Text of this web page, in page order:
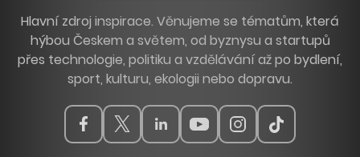
Hlavní zdroj inspirace. Věnujeme se tématům, která
hýbou Českem a světem, od byznysu a startupů
přes technologie, politiku a vzdělávání až po bydlení,
sport, kulturu, ekologii nebo dopravu.